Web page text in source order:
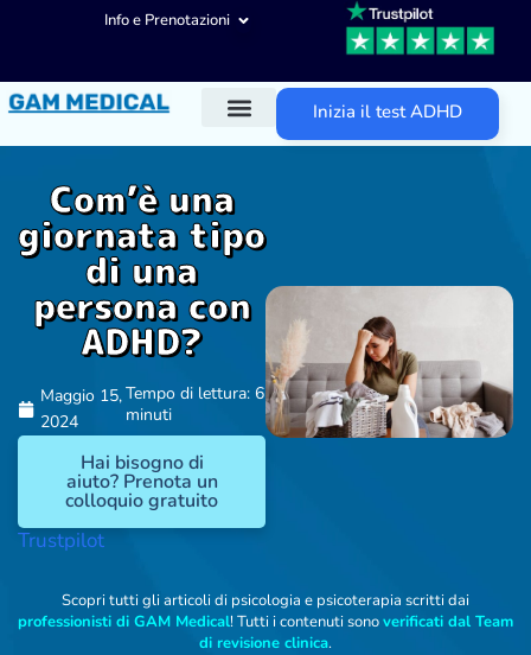
Info e Prenotazioni
Inizia il test ADHD
Com’è una
giornata tipo
di una
persona con
ADHD?
Maggio 15,
2024
Tempo di lettura: 6
minuti
Hai bisogno di
aiuto? Prenota un
colloquio gratuito
Trustpilot
Scopri tutti gli articoli di psicologia e psicoterapia scritti dai
professionisti di GAM Medical! Tutti i contenuti sonoverificati dal Team
di revisione clinica.